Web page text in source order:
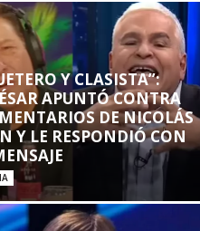
Y CLASISTA”:
APUNTÓ CONTRA
DE NICOLÁS
Y LE RESPONDIÓ CON